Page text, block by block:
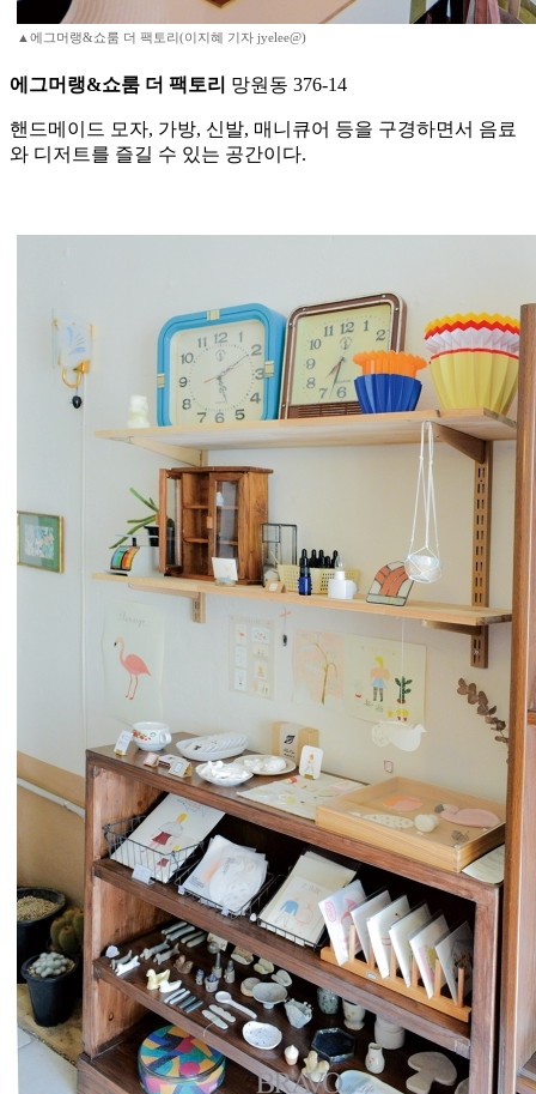
▲에그머랭&쇼룸 더 팩토리(이지혜 기자 jyelee@)
에그머랭&쇼룸 더 팩토리 망원동 376-14
핸드메이드 모자, 가방, 신발, 매니큐어 등을 구경하면서 음료
와 디저트를 즐길 수 있는 공간이다.